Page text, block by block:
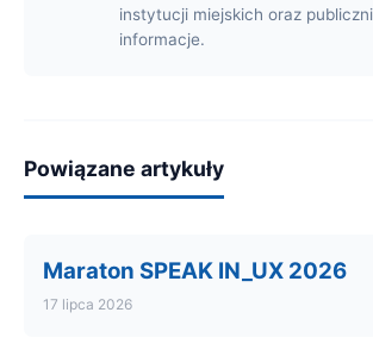
instytucji miejskich oraz
informacje.
Powiązane artykuły
Maraton SPEAK IN_UX 2026
17 lipca 2026